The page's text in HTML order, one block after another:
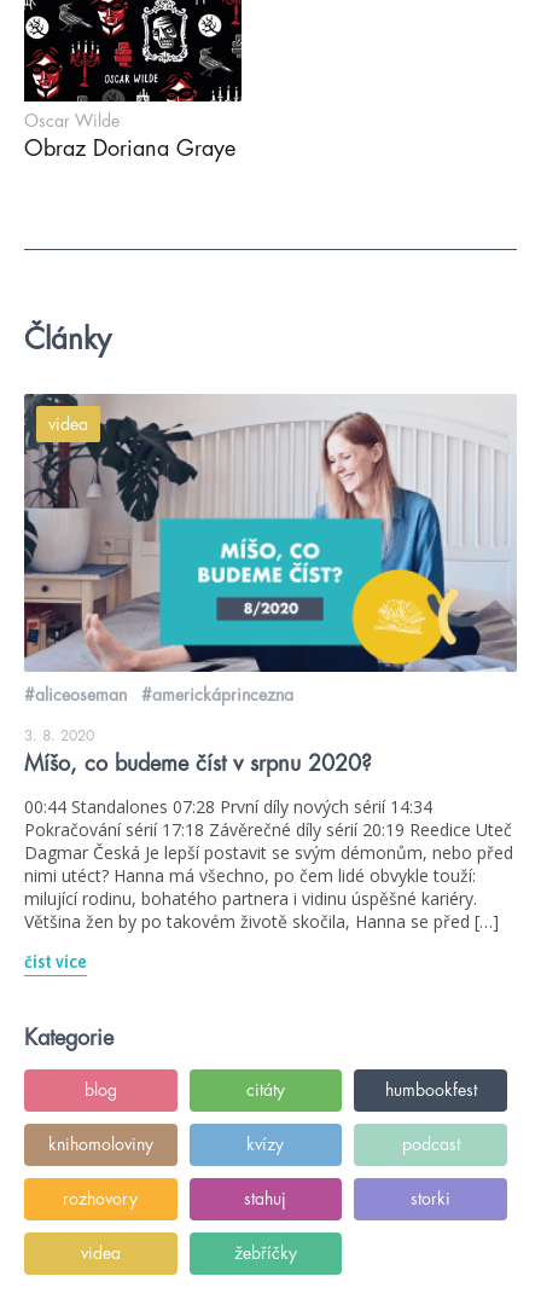
Oscar Wilde
Obraz Doriana Graye
Články
videa
#aliceoseman #americkáprincezna
3. 8. 2020
Míšo, co budeme číst v srpnu 2020?
00:44 Standalones 07:28 První díly nových sérií 14:34
Pokračování sérií 17:18 Závěrečné díly sérií 20:19 Reedice Uteč
Dagmar Česká Je lepší postavit se svým démonům, nebo před
nimi utéct? Hanna má všechno, po čem lidé obvykle touží:
milující rodinu, bohatého partnera i vidinu úspěšné kariéry.
Většina žen by po takovém životě skočila, Hanna se před […]
číst více
Kategorie
blog citáty humbookfest
knihomoloviny kvízy podcast
rozhovory stahuj storki
videa žebříčky